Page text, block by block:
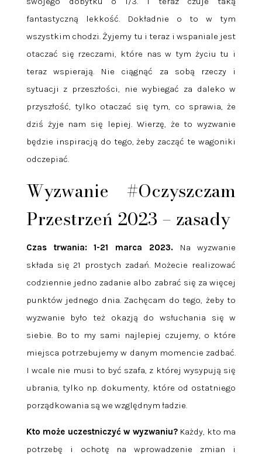
fantastyczną lekkość. Dokładnie o to w tym
wszystkim chodzi. Żyjemy tu i teraz i wspaniale jest
otaczać się rzeczami, które nas w tym życiu tu i
teraz wspierają. Nie ciągnąć za sobą rzeczy i
sytuacji z przeszłości, nie wybiegać za daleko w
przyszłość, tylko otaczać się tym, co sprawia, że
dziś żyje nam się lepiej. Wierzę, że to wyzwanie
będzie inspiracją do tego, żeby zacząć te wagoniki
odczepiać.
Wyzwanie #Oczyszczam
Przestrzeń 2023 – zasady
Czas trwania: 1-21 marca 2023. Na wyzwanie
składa się 21 prostych zadań. Możecie realizować
codziennie jedno zadanie albo zabrać się za więcej
punktów jednego dnia. Zachęcam do tego, żeby to
wyzwanie było też okazją do wsłuchania się w
siebie. Bo to my sami najlepiej czujemy, o które
miejsca potrzebujemy w danym momencie zadbać.
I wcale nie musi to być szafa, z której wysypują się
ubrania, tylko np. dokumenty, które od ostatniego
porządkowania są we względnym ładzie.
Kto może uczestniczyć w wyzwaniu?Każdy, kto ma
potrzebę i ochotę na wprowadzenie zmian i